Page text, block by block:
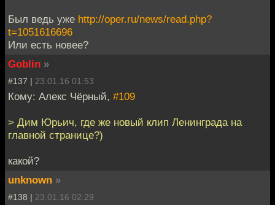
Был ведь уже http://oper.ru/news/read.php?
t=1051616696
Или есть новее?
Goblin »
#137 | 23.01.16 01:53
Кому: Алекс Чёрный, #109
> Дим Юрьич, где же новый клип Ленинграда на
главной странице?)
какой?
unknown »
#138 | 23.01.16 02:29